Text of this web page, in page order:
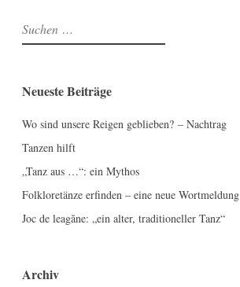
Suchen
nach:
Neueste Beiträge
Wo sind unsere Reigen geblieben? – Nachtrag
Tanzen hilft
„Tanz aus …“: ein Mythos
Folkloretänze erfinden – eine neue Wortmeldung
Joc de leagăne: „ein alter, traditioneller Tanz“
Archiv